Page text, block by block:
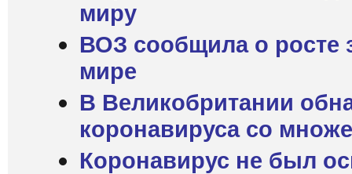
миру
ВОЗ сообщила о росте
мире
В Великобритании
коронавируса со
Коронавирус не был